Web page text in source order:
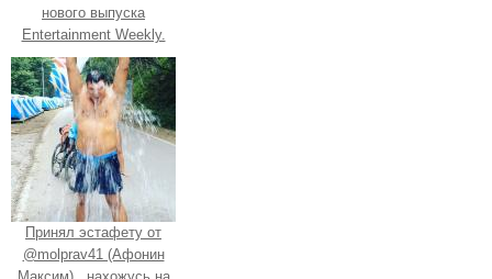
нового выпуска
Entertainment Weekly.
Принял эстафету от
@molprav41 (Афонин
Максим) , нахожусь на